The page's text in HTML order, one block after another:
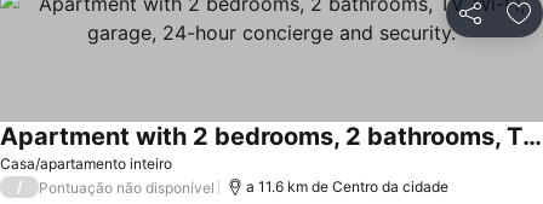
Partilhar
Casa/apartamento inteiro
Apartment with 2 bedrooms, 2 bathrooms, TV, Wi-Fi, garage, 24-hour concierge and security.
/ Pontuação não disponível a 11.6 km de Centro da cidade